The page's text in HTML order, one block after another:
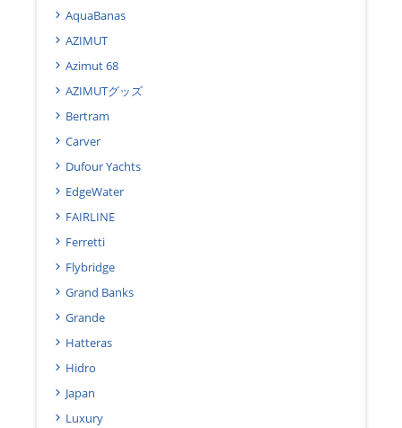
AquaBanas
AZIMUT
Azimut 68
AZIMUTグッズ
Bertram
Carver
Dufour Yachts
EdgeWater
FAIRLINE
Ferretti
Flybridge
Grand Banks
Grande
Hatteras
Hidro
Japan
Luxury